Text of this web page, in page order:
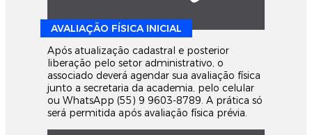
AVALIAÇÃO FÍSICA INICIAL
Após atualização cadastral e posterior
liberação pelo setor administrativo, o
associado deverá agendar sua avaliação física
junto a secretaria da academia, pelo celular
ou WhatsApp (55) 9 9603-8789. A prática só
será permitida após avaliação física prévia.